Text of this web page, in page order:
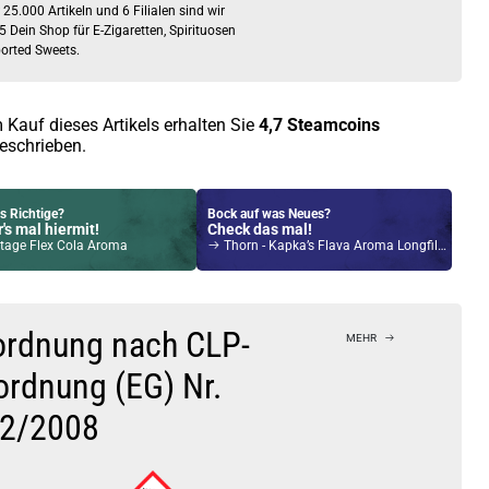
25.000 Artikeln und 6 Filialen sind wir
Dein Shop für E-Zigaretten, Spirituosen
Sweets.
Kauf dieses Artikels erhalten Sie 4,7 Steamcoins
Richtige?
mal hiermit!
Flex Cola Aroma
Bock auf was Neues?
Check das mal!
Thorn - Kapka’s Flava Aroma Longfill 10ml
nach CLP-
(EG) Nr.
2008
MEHR